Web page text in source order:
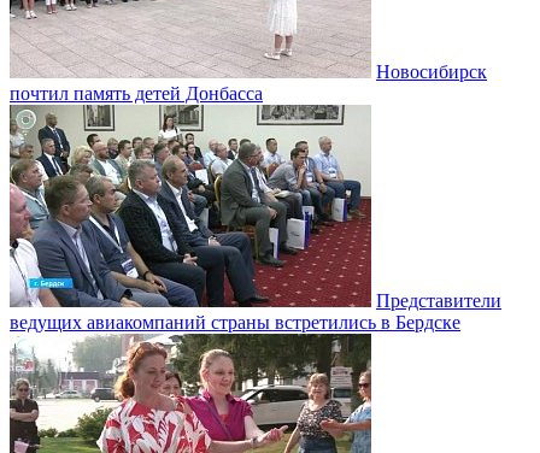
Новосибирск
почтил память детей Донбасса
Представители
ведущих авиакомпаний страны встретились в Бердске